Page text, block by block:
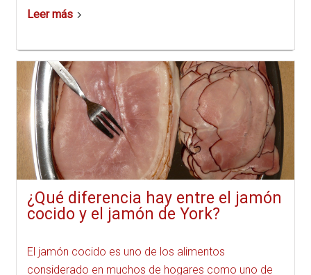
Leer más
¿Qué diferencia hay entre el jamón
cocido y el jamón de York?
El jamón cocido es uno de los alimentos
considerado en muchos de hogares como uno de